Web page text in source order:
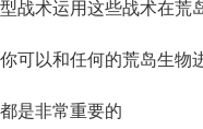
战术运用这些战术在荒
可以和任何的荒岛生物
是非常重要的